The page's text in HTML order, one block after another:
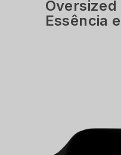
Essência